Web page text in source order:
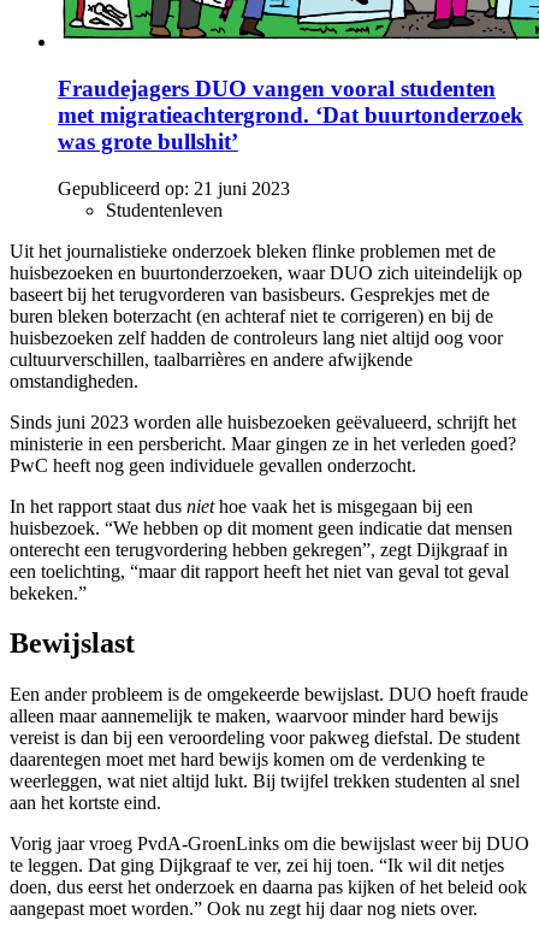
Fraudejagers DUO vangen vooral studenten
met migratieachtergrond. ‘Dat buurtonderzoek
was grote bullshit’
Gepubliceerd op: 21 juni 2023
Studentenleven
Uit het journalistieke onderzoek bleken flinke problemen met de
huisbezoeken en buurtonderzoeken, waar DUO zich uiteindelijk op
baseert bij het terugvorderen van basisbeurs. Gesprekjes met de
buren bleken boterzacht (en achteraf niet te corrigeren) en bij de
huisbezoeken zelf hadden de controleurs lang niet altijd oog voor
cultuurverschillen, taalbarrières en andere afwijkende
omstandigheden.
Sinds juni 2023 worden alle huisbezoeken geëvalueerd, schrijft het
ministerie in een persbericht. Maar gingen ze in het verleden goed?
PwC heeft nog geen individuele gevallen onderzocht.
In het rapport staat dus niethoe vaak het is misgegaan bij een
huisbezoek. “We hebben op dit moment geen indicatie dat mensen
onterecht een terugvordering hebben gekregen”, zegt Dijkgraaf in
een toelichting, “maar dit rapport heeft het niet van geval tot geval
bekeken.”
Bewijslast
Een ander probleem is de omgekeerde bewijslast. DUO hoeft fraude
alleen maar aannemelijk te maken, waarvoor minder hard bewijs
vereist is dan bij een veroordeling voor pakweg diefstal. De student
daarentegen moet met hard bewijs komen om de verdenking te
weerleggen, wat niet altijd lukt. Bij twijfel trekken studenten al snel
aan het kortste eind.
Vorig jaar vroeg PvdA-GroenLinks om die bewijslast weer bij DUO
te leggen. Dat ging Dijkgraaf te ver, zei hij toen. “Ik wil dit netjes
doen, dus eerst het onderzoek en daarna pas kijken of het beleid ook
aangepast moet worden.” Ook nu zegt hij daar nog niets over.